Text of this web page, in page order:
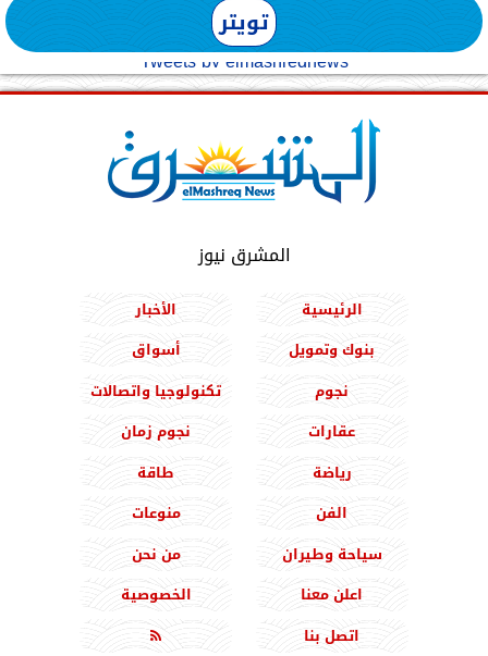
تويتر
Tweets by elmashreqnews
المشرق نيوز
الرئيسية
الأخبار
بنوك وتمويل
أسواق
نجوم
تكنولوجيا واتصالات
عقارات
نجوم زمان
رياضة
طاقة
الفن
منوعات
سياحة وطيران
من نحن
اعلن معنا
الخصوصية
اتصل بنا
